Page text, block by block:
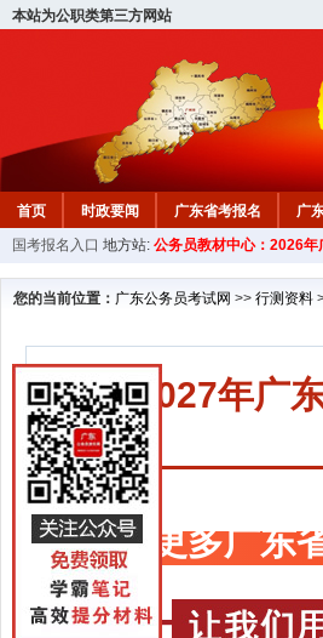
本站为公职类第三方网站
首页 时政要闻 广东省考报名 广
国考报名入口 地方站: 公务员教材中心：2026年
您的当前位置： 广东公务员考试网 >> 行测资料
2027年广
更多广东